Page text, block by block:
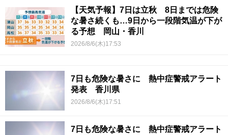
【天気予報】7日は立秋 8日までは危険
な暑さ続くも…9日から一段階気温が下が
る予想 岡山・香川
2026/8/6(木)17:53
7日も危険な暑さに 熱中症警戒アラート
発表 香川県
2026/8/6(木)17:51
7日も危険な暑さに 熱中症警戒アラート